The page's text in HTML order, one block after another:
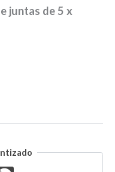
juntas de 5 x